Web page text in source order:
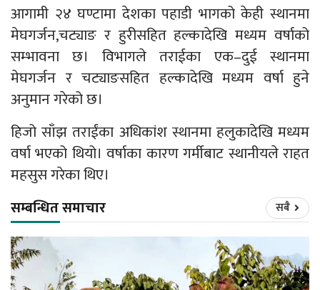
आगामी २४ घण्टामा देशका पहाडी भागको केही स्थानमा
मेघगर्जन,चट्याङ र हुरीसहित हल्कादेखि मध्यम वर्षाको
सम्भावना छ। विभागले तराईका एक–दुई स्थानमा
मेघगर्जन र चट्याङसहित हल्कादेखि मध्यम वर्षा हुने
अनुमान गरेको छ।
हिजो साँझ तराईंका अधिकांश स्थानमा हलुकादेखि मध्यम
वर्षा भएको थियो। वर्षाका कारण गर्मीबाट स्थानीयले राहत
महसुस गरेका थिए।
सम्बन्धित समाचार सबै